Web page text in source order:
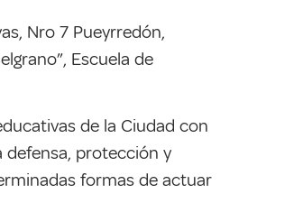
Nro 7 Pueyrredón,
Escuela de
de la Ciudad con
defensa, protección y
formas de actuar